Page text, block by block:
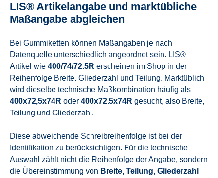
LIS® Artikelangabe und marktübliche
Maßangabe abgleichen
Bei Gummiketten können Maßangaben je nach
Datenquelle unterschiedlich angeordnet sein. LIS®
Artikel wie 400/74/72.5R erscheinen im Shop in der
Reihenfolge Breite, Gliederzahl und Teilung. Marktüblich
wird dieselbe technische Maßkombination häufig als
400x72,5x74R oder 400x72.5x74R gesucht, also Breite,
Teilung und Gliederzahl.
Diese abweichende Schreibreihenfolge ist bei der
Identifikation zu berücksichtigen. Für die technische
Auswahl zählt nicht die Reihenfolge der Angabe, sondern
die Übereinstimmung von Breite, Teilung, Gliederzahl